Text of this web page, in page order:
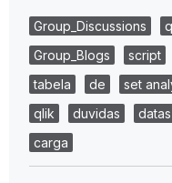
Group_Discussions
Group_Blogs
script
tabela
de set
qlik
duvidas datas
carga